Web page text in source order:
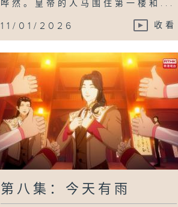
哗然。皇帝的人马围住第一楼和...
11/01/2026 收看
第八集：今天有雨